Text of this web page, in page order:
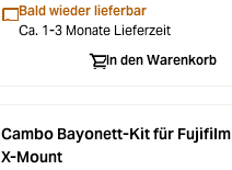
Bald wieder lieferbar
Ca. 1-3 Monate Lieferzeit
In den Warenkorb
Cambo Bayonett-Kit für Fujifilm
X-Mount